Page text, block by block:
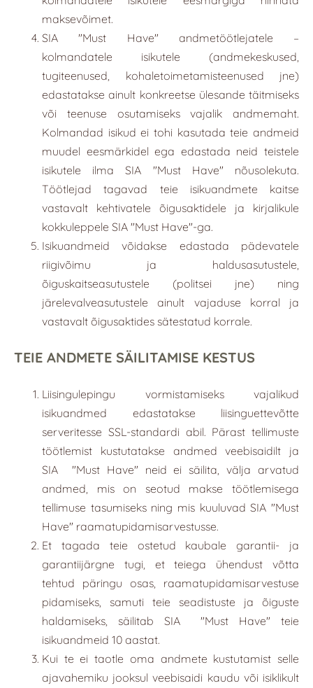
maksevõimet.
SIA"Must Have" andmetöötlejatele –
kolmandatele isikutele (andmekeskused,
tugiteenused, kohaletoimetamisteenused jne)
edastatakse ainult konkreetse ülesande täitmiseks
või teenuse osutamiseks vajalik andmemaht.
Kolmandad isikud ei tohi kasutada teie andmeid
muudel eesmärkidel ega edastada neid teistele
isikutele ilma SIA "Must Have" nõusolekuta.
Töötlejad tagavad teie isikuandmete kaitse
vastavalt kehtivatele õigusaktidele ja kirjalikule
kokkuleppele SIA "Must Have"-ga.
Isikuandmeid võidakse edastada pädevatele
riigivõimu ja haldusasutustele,
õiguskaitseasutustele (politsei jne) ning
järelevalveasutustele ainult vajaduse korral ja
vastavalt õigusaktides sätestatud korrale.
TEIE ANDMETE SÄILITAMISE KESTUS
Liisingulepingu vormistamiseks vajalikud
isikuandmed edastatakse liisinguettevõtte
serveritesse SSL-standardi abil. Pärast tellimuste
töötlemist kustutatakse andmed veebisaidilt ja
SIA "Must Have" neid ei säilita, välja arvatud
andmed, mis on seotud makse töötlemisega
tellimuse tasumiseks ning mis kuuluvad SIA "Must
Have" raamatupidamisarvestusse.
Et tagada teie ostetud kaubale garantii- ja
garantiijärgne tugi, et teiega ühendust võtta
tehtud päringu osas, raamatupidamisarvestuse
pidamiseks, samuti teie seadistuste ja õiguste
haldamiseks, säilitab SIA"Must Have" teie
isikuandmeid 10 aastat.
Kui te ei taotle oma andmete kustutamist selle
ajavahemiku jooksul veebisaidi kaudu või isiklikult